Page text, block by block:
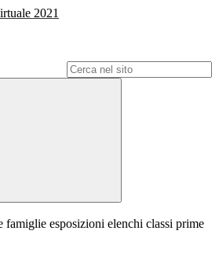
2021
famiglie esposizioni elenchi classi prime